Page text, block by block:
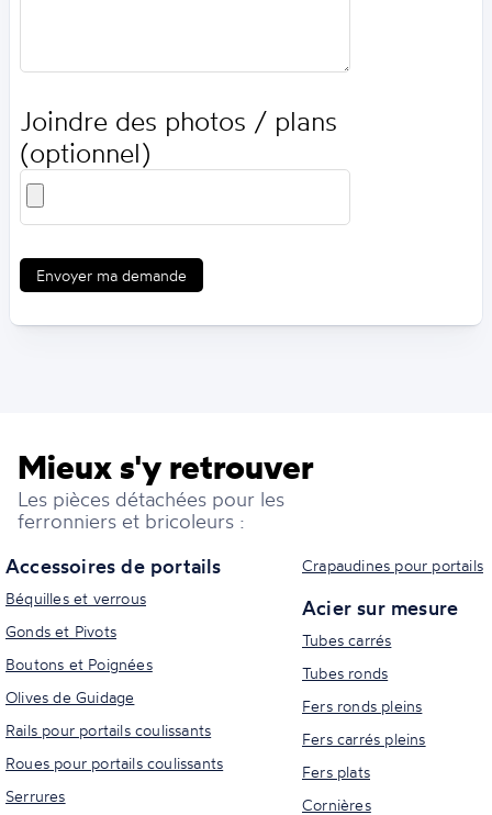
Joindre des photos / plans
(optionnel)
Envoyer ma demande
Mieux s'y retrouver
Les pièces détachées pour les
ferronniers et bricoleurs :
Accessoires de portails
Béquilles et verrous
Gonds et Pivots
Boutons et Poignées
Olives de Guidage
Rails pour portails coulissants
Roues pour portails coulissants
Serrures
Crapaudines pour portails
Acier sur mesure
Tubes carrés
Tubes ronds
Fers ronds pleins
Fers carrés pleins
Fers plats
Cornières